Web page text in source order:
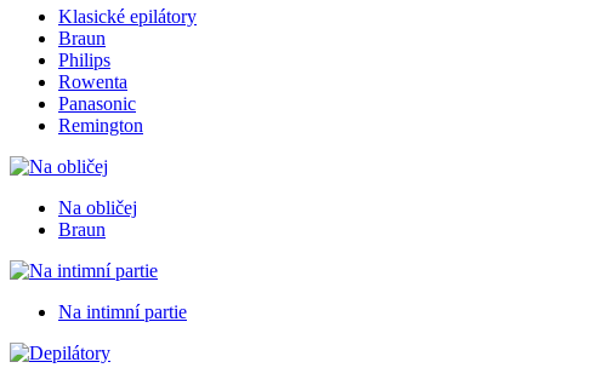
Klasické epilátory
Braun
Philips
Rowenta
Panasonic
Remington
Na obličej
Braun
Na intimní partie